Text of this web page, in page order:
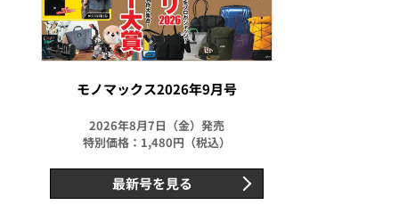
モノマックス2026年9月号
2026年8月7日（金）発売
特別価格：1,480円（税込）
最新号を見る